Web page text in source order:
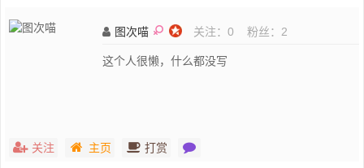
图次喵 关注： 0 粉丝： 2
这个人很懒，什么都没写
关注 主页 打赏